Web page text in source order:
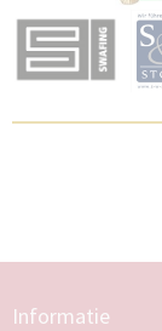
Informatie